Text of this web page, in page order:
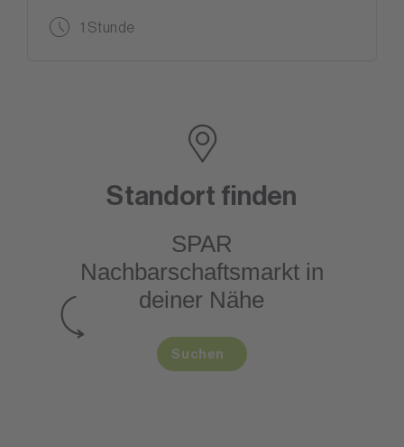
1 Stunde
Standort finden
SPAR
Nachbarschaftsmarktin
deiner Nähe
Suchen